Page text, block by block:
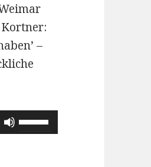
–
Pfeiltasten
Hoch/Runter